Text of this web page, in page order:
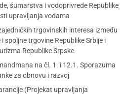
šumarstva i vodoprivrede Republike
upravljanja vodama
trgovinskih interesa između
spoljne trgovine Republike Srbije i
Republike Srpske
na čl. 1. i 12.1. Sporazuma
za obnovu i razvoj
(Projekat upravljanja